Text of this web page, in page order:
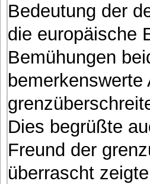
Bedeutung der
die europäische
Bemühungen
Dies begrüßte
Freund der
überrascht